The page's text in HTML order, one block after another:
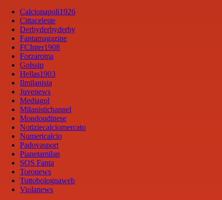
Calcionapoli1926
Cittaceleste
Derbyderbyderby
Fantamagazine
FCInter1908
Forzaroma
Golssip
Hellas1903
Ilmilanista
Juvenews
Mediagol
Milanistichannel
Mondoudinese
Notiziecalciomercato
Numericalcio
Padovasport
Pianetamilan
SOS Fanta
Toronews
Tuttobolognaweb
Violanews